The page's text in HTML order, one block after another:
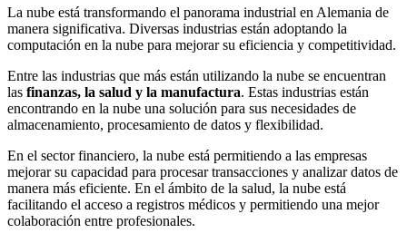
La nube está transformando el panorama industrial en Alemania de
manera significativa. Diversas industrias están adoptando la
computación en la nube para mejorar su eficiencia y competitividad.
Entre las industrias que más están utilizando la nube se encuentran
las finanzas, la salud y la manufactura. Estas industrias están
encontrando en la nube una solución para sus necesidades de
almacenamiento, procesamiento de datos y flexibilidad.
En el sector financiero, la nube está permitiendo a las empresas
mejorar su capacidad para procesar transacciones y analizar datos de
manera más eficiente. En el ámbito de la salud, la nube está
facilitando el acceso a registros médicos y permitiendo una mejor
colaboración entre profesionales.